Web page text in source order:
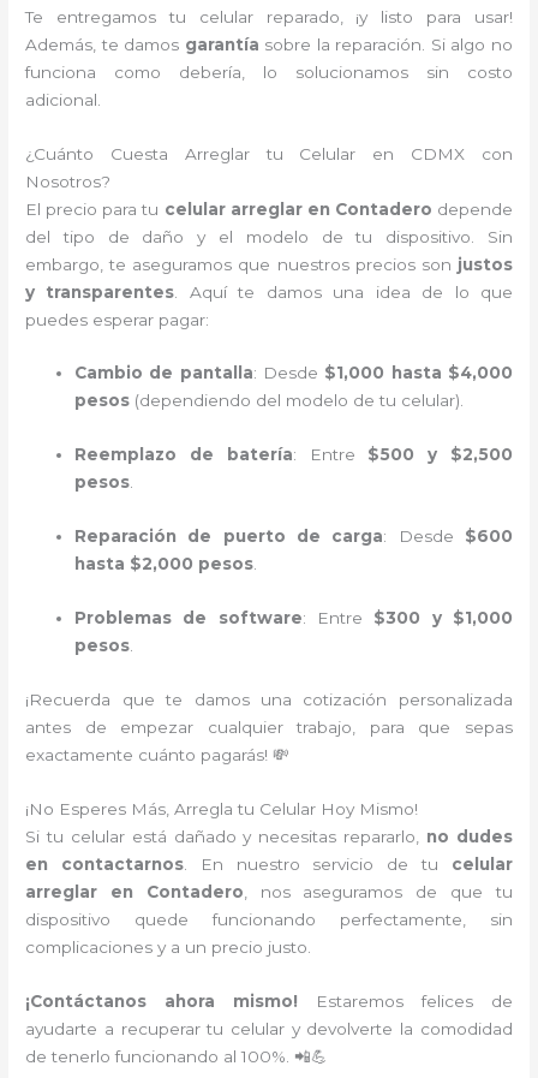
Te entregamos tu celular reparado, ¡y listo para usar!
Además, te damos garantía sobre la reparación. Si algo no
funciona como debería, lo solucionamos sin costo
adicional.
¿Cuánto Cuesta Arreglar tu Celular en CDMX con
Nosotros?
El precio para tu celular arreglar en Contadero depende
del tipo de daño y el modelo de tu dispositivo. Sin
embargo, te aseguramos que nuestros precios son justos
y transparentes . Aquí te damos una idea de lo que
puedes esperar pagar:
Cambio de pantalla: Desde $1,000 hasta $4,000
pesos (dependiendo del modelo de tu celular).
Reemplazo de batería: Entre $500 y $2,500
pesos.
Reparación de puerto de carga: Desde $600
hasta $2,000 pesos
Problemas de software: Entre $300 y $1,000
pesos
¡Recuerda que te damos una cotización personalizada
antes de empezar cualquier trabajo, para que sepas
exactamente cuánto pagarás! 💸
¡No Esperes Más, Arregla tu Celular Hoy Mismo!
Si tu celular está dañado y necesitas repararlo, no dudes
en contactarnos. En nuestro servicio de tu celular
arreglar en Contadero , nos aseguramos de que tu
dispositivo quede funcionando perfectamente, sin
complicaciones y a un precio justo.
¡Contáctanos ahora mismo! Estaremos felices de
ayudarte a recuperar tu celular y devolverte la comodidad
de tenerlo funcionando al 100%. 📲💪